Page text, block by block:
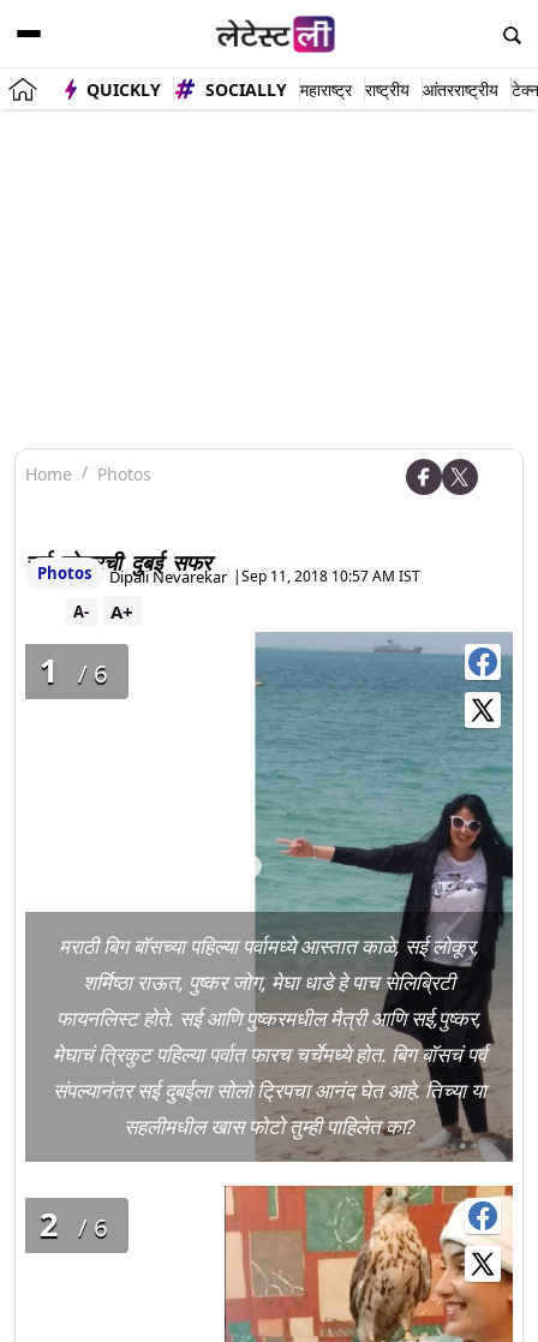
QUICKLY SOCIALLY महाराष्ट्र राष्ट्रीय आंतरराष्ट्रीय
Home Photos
सई लोकुरची दुबई सफर
Photos Dipali Nevarekar |Sep 11, 2018 10:57 AM IST
A+
A-
1 /6
मराठी बिग बॉसच्या पहिल्या पर्वामध्ये आस्तात काळे, सई लोकूर,
शर्मिष्ठा राऊत, पुष्कर जोग, मेघा धाडे हे पाच सेलिब्रिटी
फायनलिस्ट होते. सई आणि पुष्करमधील मैत्री आणि सई,पुष्कर,
मेघाचं त्रिकुट पहिल्या पर्वात फारच चर्चेमध्ये होत. बिग बॉसचं पर्व
संपल्यानंतर सई दुबईला सोलो ट्रिपचा आनंद घेत आहे. तिच्या या
सहलीमधील खास फोटो तुम्ही पाहिलेत का?
2 /6